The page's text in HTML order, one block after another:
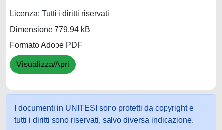
Licenza: Tutti i diritti riservati
Dimensione 779.94 kB
Formato Adobe PDF
Visualizza/Apri
I documenti in UNITESI sono protetti da copyright e
tutti i diritti sono riservati, salvo diversa indicazione.